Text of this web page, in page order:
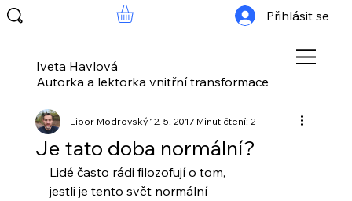
Iveta Havlová
Autorka a lektorka vnitřní transformace
Přihlásit se
Je tato doba normální?
Libor Modrovský12. 5. 2017Minut čtení: 2
Lidé často rádi filozofují o tom,
jestli je tento svět normální